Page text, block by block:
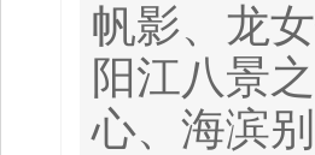
帆影、龙
阳江八景
心、海滨